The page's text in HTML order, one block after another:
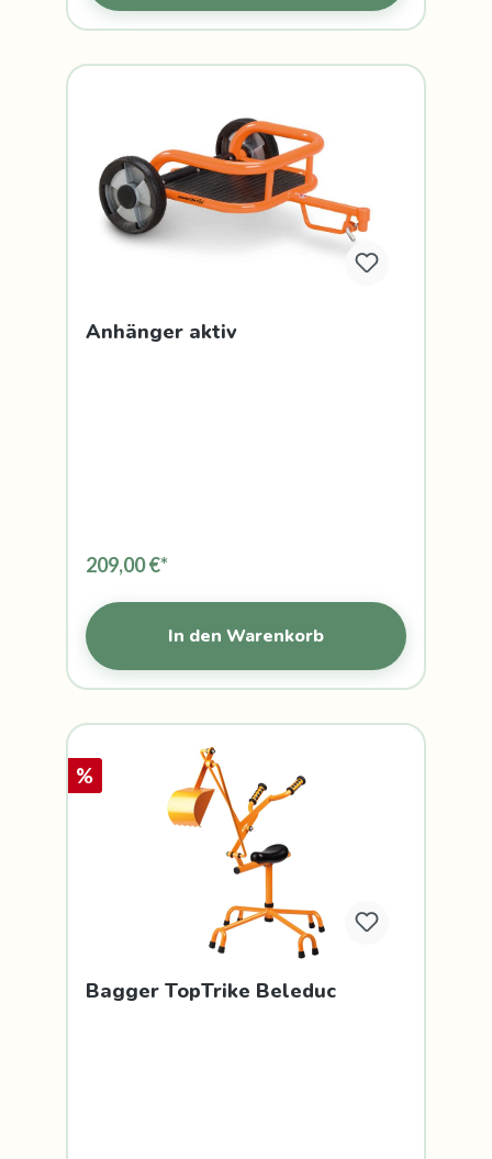
Anhänger aktiv
209,00 €*
In den Warenkorb
%
Bagger TopTrike Beleduc